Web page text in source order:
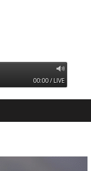
00:00 / LIVE